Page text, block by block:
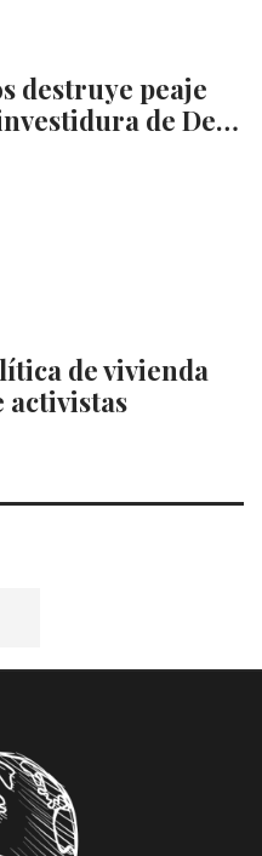
destruye peaje
de De…
de vivienda
activistas